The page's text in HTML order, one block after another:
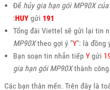
Để hủy gia hạn gói MP90X
:HUY gửi 191
Tổng đài Viettel sẽ gửi lại tin
MP90Xtheo gợi ý "Y": là đồng
Bạn soạn tin nhắn tiếp Ygửi
gia hạn gói MP90Xthành công.
Các bạn thân mến. Trên đây là